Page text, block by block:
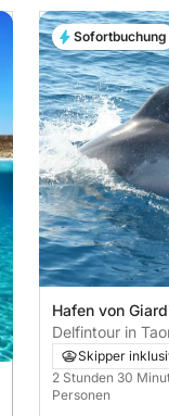
Hafen von
Messina, Italien
Delfintour in
Skipper
2 Stunden 30
Personen
Sofortbuchung